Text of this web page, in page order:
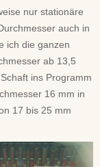
nur stationäre
auch in
ich die ganzen
ab 13,5
ins Programm
16 mm in
17 bis 25 mm